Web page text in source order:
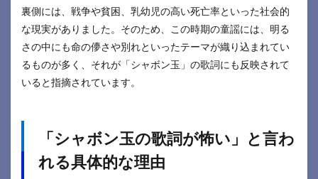
裏側には、戦争や貧困、乳幼児の高い死亡率といった社会的
な現実がありました。そのため、この時期の童謡には、明る
さの中にも命の儚さや別れといったテーマが織り込まれてい
るものが多く、それが「シャボン玉」の歌詞にも反映されて
いると指摘されています。
「シャボン玉の歌詞が怖い」と言わ
れる具体的な理由